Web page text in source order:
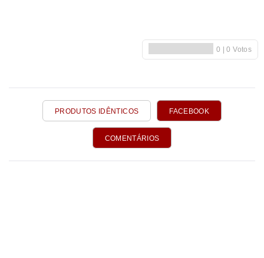
PRODUTOS IDÊNTICOS FACEBOOK
COMENTÁRIOS